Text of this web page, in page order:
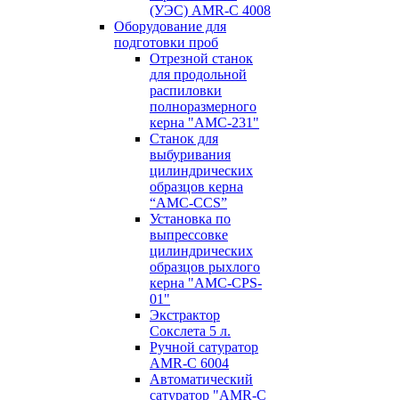
(УЭС) AMR-C 4008
Оборудование для
подготовки проб
Отрезной станок
для продольной
распиловки
полноразмерного
керна "AMC-231"
Станок для
выбуривания
цилиндрических
образцов керна
“AMC-CCS”
Установка по
выпресcовке
цилиндрических
образцов рыхлого
керна "AMC-CPS-
01"
Экстрактор
Сокслета 5 л.
Ручной сатуратор
AMR-C 6004
Автоматический
сатуратор "AMR-C